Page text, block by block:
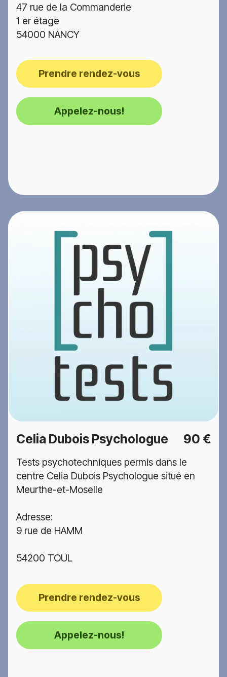
47 rue de la Commanderie
1 er étage
54000 NANCY
Prendre rendez-vous
Appelez-nous!
Celia Dubois Psychologue 90 €
Tests psychotechniques permis dans le
centre Celia Dubois Psychologue situé en
Meurthe-et-Moselle
Adresse:
9 rue de HAMM
54200 TOUL
Prendre rendez-vous
Appelez-nous!